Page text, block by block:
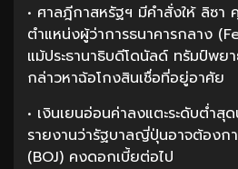
• ศาลฎีกาสหรัฐฯ มีคำสั่งให้ ลิซา
ตำแหน่งผู้ว่าการธนาคารกลาง
แม้ประธานาธิบดีโดนัลด์ ทรัมป์พย
กล่าวหาฉ้อโกงสินเชื่อที่อยู่อาศัย
• เงินเยนอ่อนค่าลงแตะระดับต่ำ
รายงานว่ารัฐบาลญี่ปุ่นอาจต้องก
(BOJ) คงดอกเบี้ยต่อไป